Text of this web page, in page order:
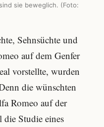
sie beweglich. (Foto:
Sehnsüchte und
auf dem Genfer
vorstellte, wurden
die wünschten
Romeo auf der
Studie eines